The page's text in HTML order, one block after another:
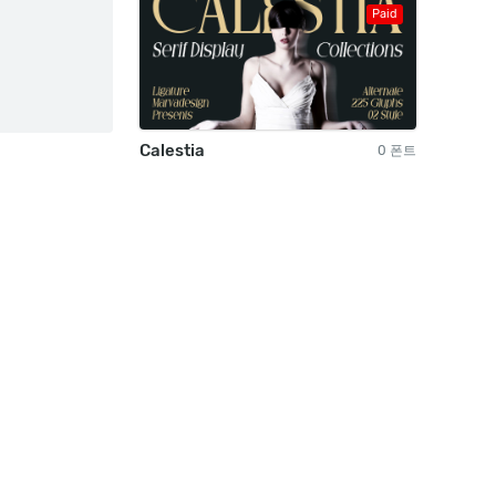
Paid
Calestia 0 폰트